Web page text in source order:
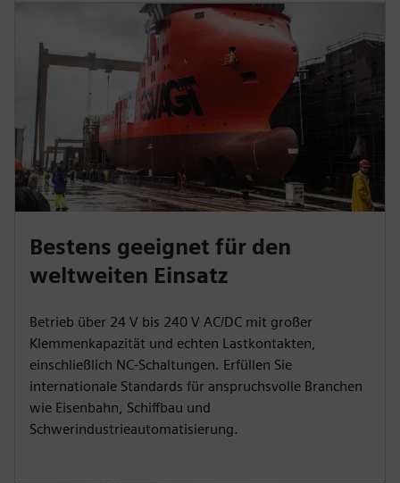
Bestens geeignet für den
weltweiten Einsatz
Betrieb über 24 V bis 240 V AC/DC mit großer
Klemmenkapazität und echten Lastkontakten,
einschließlich NC-Schaltungen. Erfüllen Sie
internationale Standards für anspruchsvolle Branchen
wie Eisenbahn, Schiffbau und
Schwerindustrieautomatisierung.